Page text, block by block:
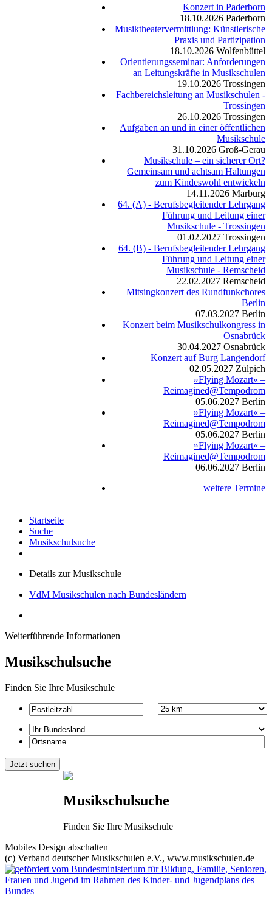
Konzert in Paderborn
18.10.2026 Paderborn
Musiktheatervermittlung: Künstlerische
Praxis und Partizipation
18.10.2026 Wolfenbüttel
Orientierungsseminar: Anforderungen
an Leitungskräfte in Musikschulen
19.10.2026 Trossingen
Fachbereichsleitung an Musikschulen -
Trossingen
26.10.2026 Trossingen
Aufgaben an und in einer öffentlichen
Musikschule
31.10.2026 Groß-Gerau
Musikschule – ein sicherer Ort?
Gemeinsam und achtsam Haltungen
zum Kindeswohl entwickeln
14.11.2026 Marburg
64. (A) - Berufsbegleitender Lehrgang
Führung und Leitung einer
Musikschule - Trossingen
01.02.2027 Trossingen
64. (B) - Berufsbegleitender Lehrgang
Führung und Leitung einer
Musikschule - Remscheid
22.02.2027 Remscheid
Mitsingkonzert des Rundfunkchores
Berlin
07.03.2027 Berlin
Konzert beim Musikschulkongress in
Osnabrück
30.04.2027 Osnabrück
Konzert auf Burg Langendorf
02.05.2027 Zülpich
»Flying Mozart« –
Reimagined@Tempodrom
05.06.2027 Berlin
»Flying Mozart« –
Reimagined@Tempodrom
05.06.2027 Berlin
»Flying Mozart« –
Reimagined@Tempodrom
06.06.2027 Berlin
weitere Termine
Startseite
Suche
Musikschulsuche
Details zur Musikschule
VdM Musikschulen nach Bundesländern
Weiterführende Informationen
Musikschulsuche
Finden Sie Ihre Musikschule
Musikschulsuche
Finden Sie Ihre Musikschule
Mobiles Design abschalten
(c) Verband deutscher Musikschulen e.V., www.musikschulen.de